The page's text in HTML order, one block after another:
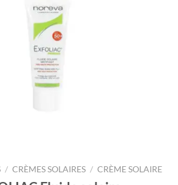
/ CRÈMES SOLAIRES / CRÈME SOLAIRE